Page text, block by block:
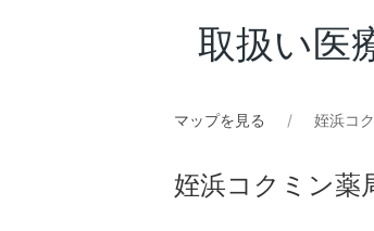
取扱い医
マップを見る 姪浜コ
姪浜コクミン薬